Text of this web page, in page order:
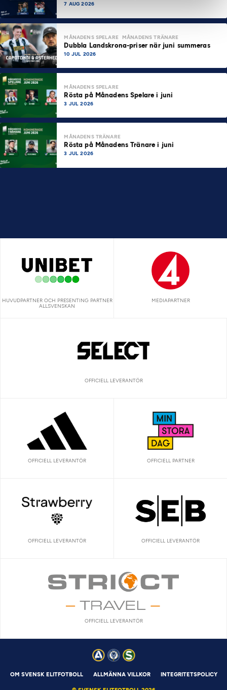
7 AUG 2026
MÅNADENS SPELARE MÅNADENS TRÄNARE
Dubbla Landskrona-priser när juni summeras
10 JUL 2026
MÅNADENS SPELARE
Rösta på Månadens Spelare i juni
3 JUL 2026
MÅNADENS TRÄNARE
Rösta på Månadens Tränare i juni
3 JUL 2026
HUVUDPARTNER OCH PRESENTING PARTNER
ALLSVENSKAN
MEDIAPARTNER
OFFICIELL LEVERANTÖR
OFFICIELL LEVERANTÖR OFFICIELL PARTNER
OFFICIELL LEVERANTÖR OFFICIELL LEVERANTÖR
OFFICIELL LEVERANTÖR
OM SVENSK ELITFOTBOLL ALLMÄNNA VILLKOR INTEGRITETSPOLICY